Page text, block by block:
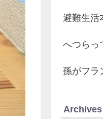
避難生活
へつらっ
孫がフラ
Archives